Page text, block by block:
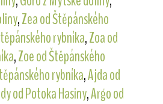
,Zea od Štěpánského
rybníka,Zoa od
,Zoe od Štěpánského
rybníka,Ajda od
od Potoka Hasiny,Argo od